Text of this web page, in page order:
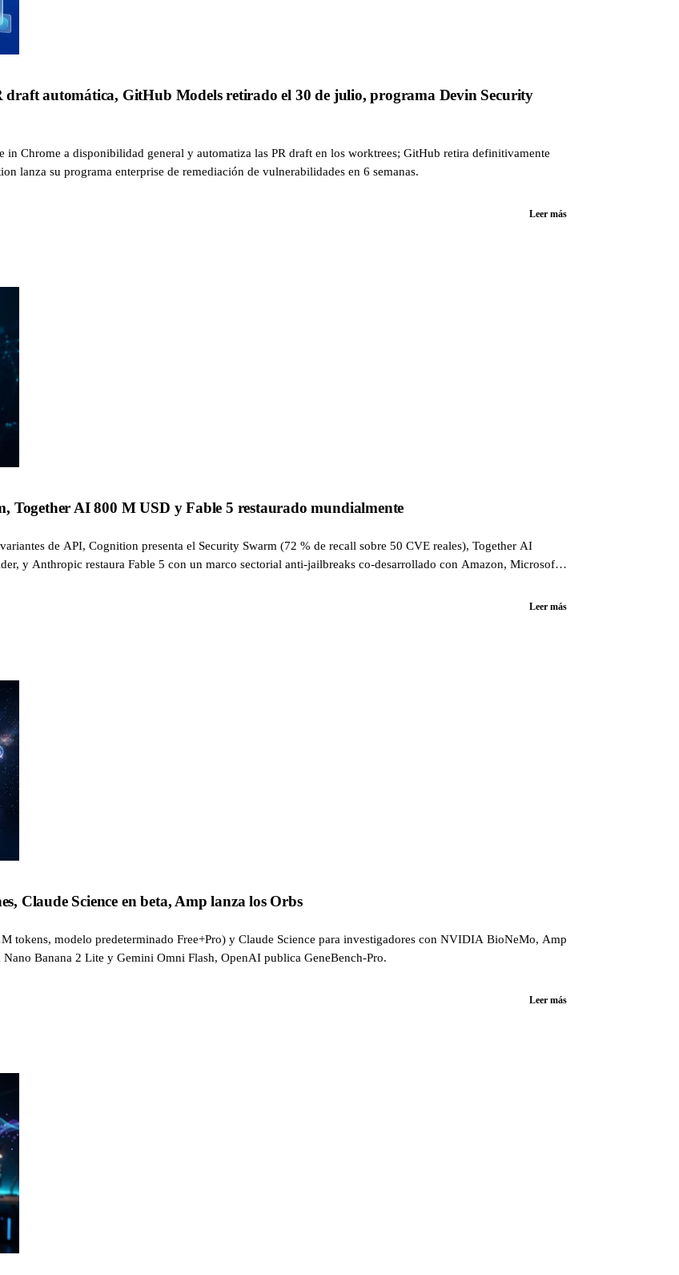
draft automática, GitHub Models retirado el 30 de julio, programa Devin Security
Chrome a disponibilidad general y automatiza las PR draft en los worktrees; GitHub retira definitivamente
lanza su programa enterprise de remediación de vulnerabilidades en 6 semanas.
Leer más
Together AI 800 M USD y Fable 5 restaurado mundialmente
de API, Cognition presenta el Security Swarm (72 % de recall sobre 50 CVE reales), Together AI
y Anthropic restaura Fable 5 con un marco sectorial anti-jailbreaks co-desarrollado con Amazon, Microsoft
Leer más
Claude Science en beta, Amp lanza los Orbs
tokens, modelo predeterminado Free+Pro) y Claude Science para investigadores con NVIDIA BioNeMo, Amp
Banana 2 Lite y Gemini Omni Flash, OpenAI publica GeneBench-Pro.
Leer más